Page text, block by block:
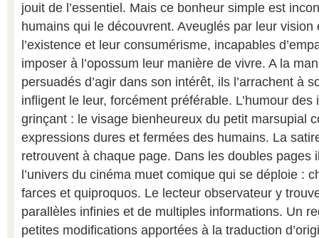
jouit de l’essentiel. Mais ce bonheur simple est
humains qui le découvrent. Aveuglés par leur vision
l’existence et leur consumérisme, incapables
imposer à l’opossum leur manière de vivre. A la
persuadés d’agir dans son intérêt, ils l’arrachent à
infligent le leur, forcément préférable. L’humour des
grinçant : le visage bienheureux du petit marsupial
expressions dures et fermées des humains. La
retrouvent à chaque page. Dans les doubles pages
l’univers du cinéma muet comique qui se déploie :
farces et quiproquos. Le lecteur observateur y
parallèles infinies et de multiples informations. Un
petites modifications apportées à la traduction